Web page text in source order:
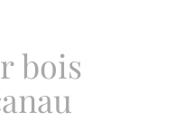
bois